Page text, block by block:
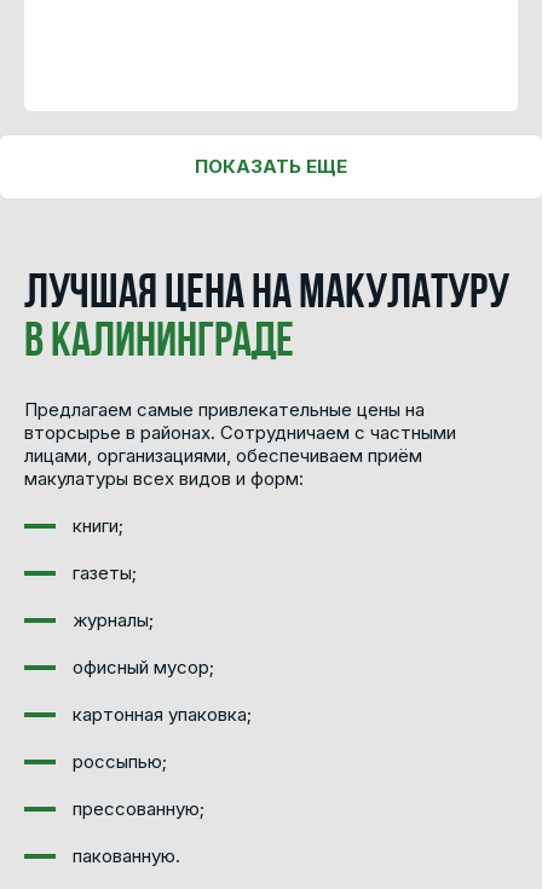
ПОКАЗАТЬ ЕЩЕ
Лучшая цена на макулатуру
в Калининграде
Предлагаем самые привлекательные цены на
вторсырье в районах. Сотрудничаем с частными
лицами, организациями, обеспечиваем приём
макулатуры всех видов и форм:
книги;
газеты;
журналы;
офисный мусор;
картонная упаковка;
россыпью;
прессованную;
пакованную.